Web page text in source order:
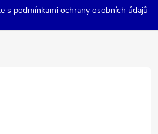
s podmínkami ochrany osobních údajů